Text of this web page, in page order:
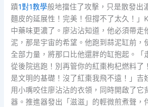
蹟1對1教學般地擋住了攻擊，只是散發出
麵皮的延展性！完美！但撐不了太久！」
中藥味更濃了。廖沾沾知道，他必須帶走
泥，那是宇宙的希望。他跑到蒜泥缸前，
全部力量，將那口比他還胖的缸抱起。「
從後院逃跑！別再管你的紅棗枸杞燃料了
是文明的基礎！沒了紅棗我飛不遠！」吉
用小嘴咬住廖沾沾的衣領，同時開啟了它
器。推進器發出「滋滋」的輕微煎煮聲，